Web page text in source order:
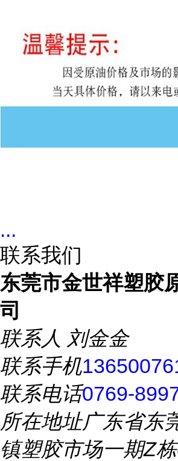
...
联系我们
东莞市金世祥塑胶
司
联系人 刘金金
联系手机
联系电话0769-
所在地址广东省东
镇塑胶市场一期Z